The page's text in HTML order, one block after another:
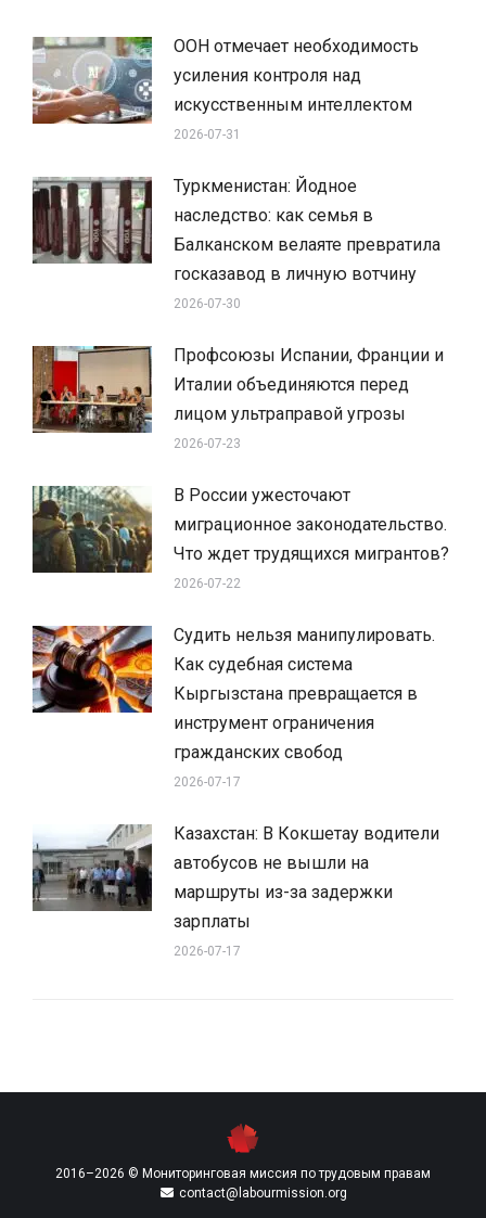
ООН отмечает необходимость
усиления контроля над
искусственным интеллектом
2026-07-31
Туркменистан: Йодное
наследство: как семья в
Балканском велаяте превратила
госказавод в личную вотчину
2026-07-30
Профсоюзы Испании, Франции и
Италии объединяются перед
лицом ультраправой угрозы
2026-07-23
В России ужесточают
миграционное законодательство.
Что ждет трудящихся мигрантов?
2026-07-22
Судить нельзя манипулировать.
Как судебная система
Кыргызстана превращается в
инструмент ограничения
гражданских свобод
2026-07-17
Казахстан: В Кокшетау водители
автобусов не вышли на
маршруты из-за задержки
зарплаты
2026-07-17
2016–2026 © Мониторинговая миссия по трудовым правам
contact@labourmission.org